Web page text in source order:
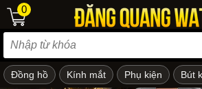
em
0
Đồng hồ Kính mắt Phụ kiện Bút